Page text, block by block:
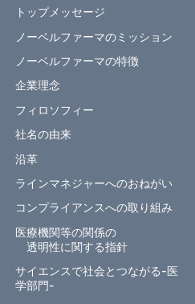
トップメッセージ
ノーベルファーマのミッション
ノーベルファーマの特徴
企業理念
フィロソフィー
社名の由来
沿革
ラインマネジャーへのおねがい
コンプライアンスへの取り組み
医療機関等の関係の
透明性に関する指針
サイエンスで社会とつながる-医
学部門-